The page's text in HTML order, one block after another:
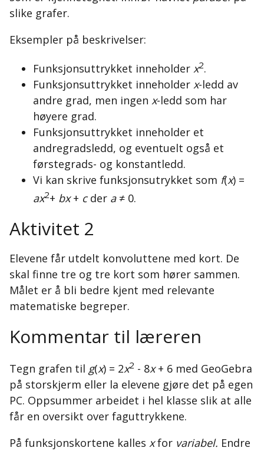
slike grafer.
Eksempler på beskrivelser:
Funksjonsuttrykket inneholder x2.
Funksjonsuttrykket inneholder x-ledd av
andre grad, men ingen x-ledd som har
høyere grad.
Funksjonsuttrykket inneholder et
andregradsledd, og eventuelt også et
førstegrads- og konstantledd.
Vi kan skrive funksjonsutrykket som f(x) =
ax2+ bx+ cder a≠ 0.
Aktivitet 2
Elevene får utdelt konvoluttene med kort. De
skal finne tre og tre kort som hører sammen.
Målet er å bli bedre kjent med relevante
matematiske begreper.
Kommentar til læreren
Tegn grafen til g(x) = 2x2 - 8x+ 6 med GeoGebra
på storskjerm eller la elevene gjøre det på egen
PC. Oppsummer arbeidet i hel klasse slik at alle
får en oversikt over faguttrykkene.
På funksjonskortene kalles xfor variabel. Endre